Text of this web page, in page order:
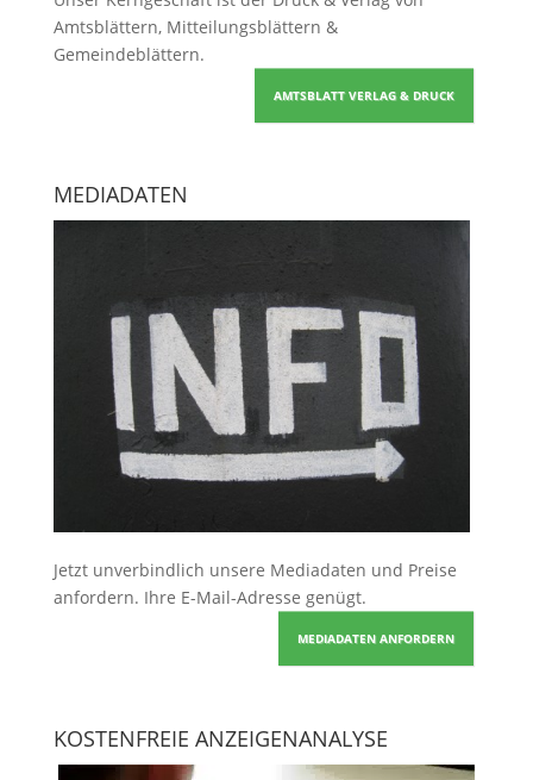
Amtsblättern, Mitteilungsblättern &
Gemeindeblättern.
AMTSBLATT VERLAG & DRUCK
MEDIADATEN
Jetzt unverbindlich unsere Mediadaten und Preise
anfordern. Ihre E-Mail-Adresse genügt.
MEDIADATEN ANFORDERN
KOSTENFREIE ANZEIGENANALYSE